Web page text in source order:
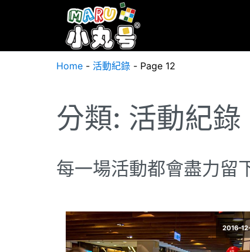
Home - 活動紀錄 - Page 12
分類: 活動紀錄
每一場活動都會盡力留
2016-